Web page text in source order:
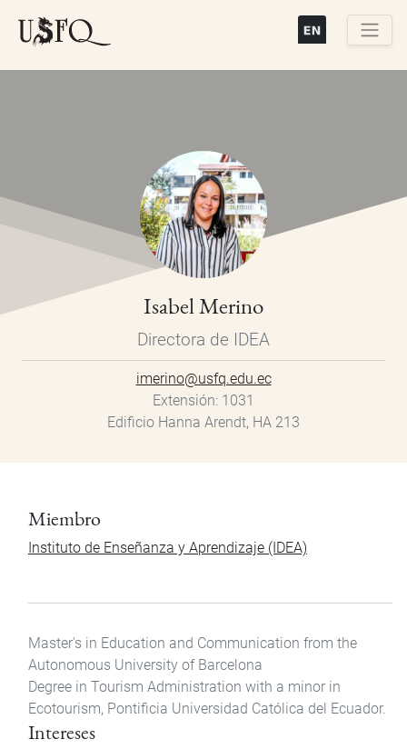
Isabel Merino
Directora de IDEA
imerino@usfq.edu.ec
Extensión 1031
Edificio Hanna Arendt, HA 213
Miembro
Instituto de Enseñanza y Aprendizaje (IDEA)
Master's in Education and Communication from the
Autonomous University of Barcelona
Degree in Tourism Administration with a minor in
Ecotourism, Pontificia Universidad Católica del Ecuador.
Intereses